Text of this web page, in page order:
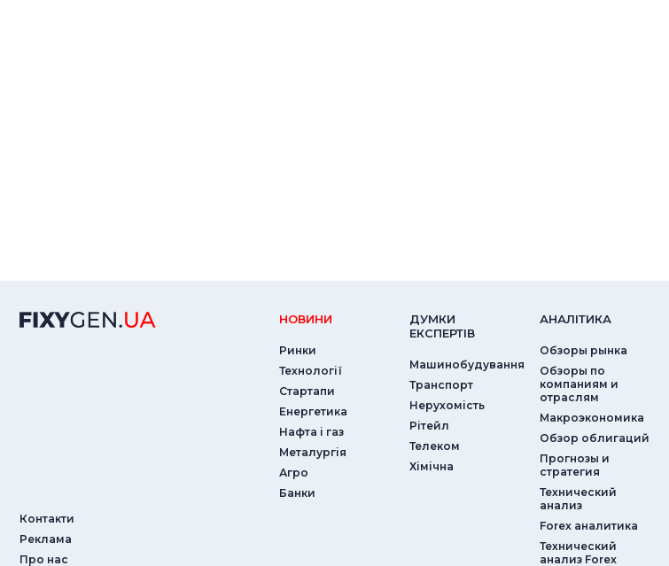
Контакти
Реклама
Про нас
НОВИНИ
Ринки
Технології
Стартапи
Енергетика
Нафта і газ
Металургія
Агро
Банки
ДУМКИ
ЕКСПЕРТIВ
Машинобудування
Транспорт
Нерухомість
Рітейл
Телеком
Хімічна
АНАЛIТИКА
Обзоры рынка
Обзоры по
компаниям и
отраслям
Макроэкономика
Обзор облигаций
Прогнозы и
стратегия
Технический
анализ
Forex аналитика
Технический
анализ Forex